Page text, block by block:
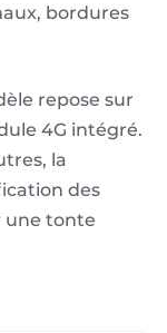
bordures
repose sur
4G intégré.
la
des
une tonte